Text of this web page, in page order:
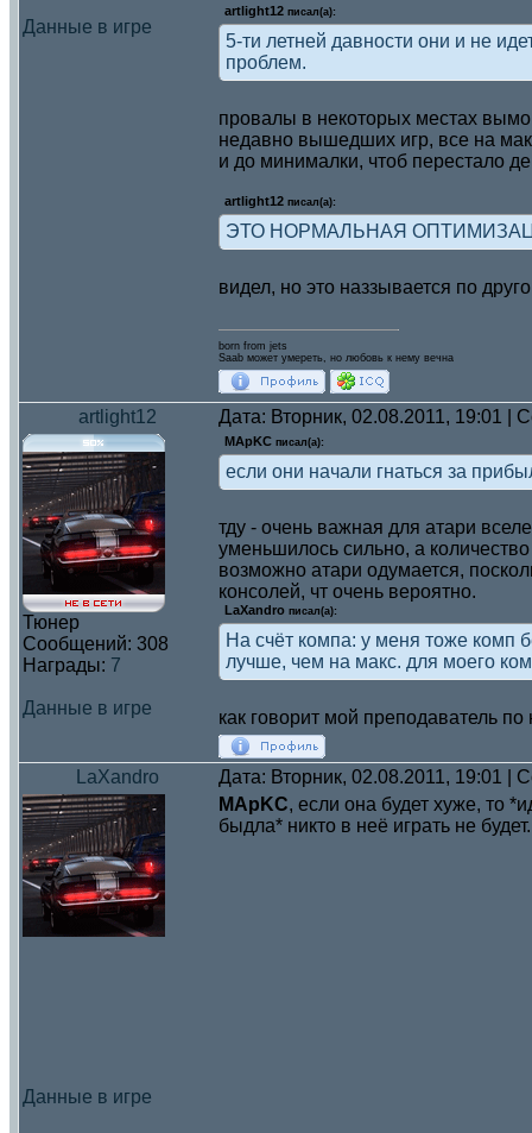
Данные в игре
artlight12 писал(а):
5-ти летней давности они и не
проблем.
провалы в некоторых местах
недавно вышедших игр, все на
и до минималки, чтоб перестало
artlight12 писал(а):
ЭТО НОРМАЛЬНАЯ
видел, но это наззывается по
born from jets
Saab может умереть, но любовь к нему вечна
artlight12 Дата: Вторник, 02.08.2011, 19:01 |
Тюнер
Сообщений: 308
Награды: 7
Данные в игре
MApKC писал(а):
если они начали гнаться за
тду - очень важная для атари
уменьшилось сильно, а
возможно атари одумается,
консолей, чт очень вероятно.
LaXandro писал(а):
На счёт компа: у меня тоже комп
лучше, чем на макс. для моего
как говорит мой преподаватель
LaXandro Дата: Вторник, 02.08.2011, 19:01 |
Данные в игре
MApKC, если она будет хуже, то
быдла* никто в неё играть не будет.